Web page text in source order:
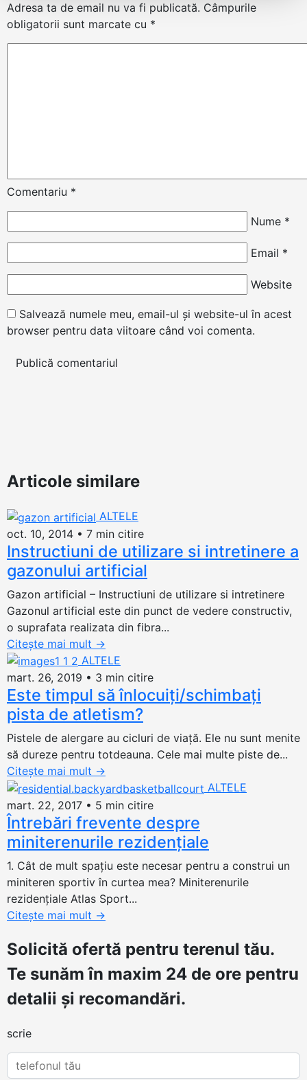
Adresa ta de email nu va fi publicată. Câmpurile
obligatorii sunt marcate cu *
Comentariu *
Nume *
Email *
Website
Salvează numele meu, email-ul și website-ul în acest
browser pentru data viitoare când voi comenta.
Articole similare
ALTELE
oct. 10, 2014 • 7 min citire
Instructiuni de utilizare si intretinere a
gazonului artificial
Gazon artificial – Instructiuni de utilizare si intretinere
Gazonul artificial este din punct de vedere constructiv,
o suprafata realizata din fibra...
Citește mai mult →
ALTELE
mart. 26, 2019 • 3 min citire
Este timpul să înlocuiți/schimbați
pista de atletism?
Pistele de alergare au cicluri de viață. Ele nu sunt menite
să dureze pentru totdeauna. Cele mai multe piste de...
Citește mai mult →
ALTELE
mart. 22, 2017 • 5 min citire
Întrebări frevente despre
miniterenurile rezidenţiale
1. Cât de mult spaţiu este necesar pentru a construi un
miniteren sportiv în curtea mea? Miniterenurile
rezidenţiale Atlas Sport...
Citește mai mult →
Solicită ofertă pentru terenul tău.
Te sunăm în maxim 24 de ore pentru
detalii și recomandări.
scrie